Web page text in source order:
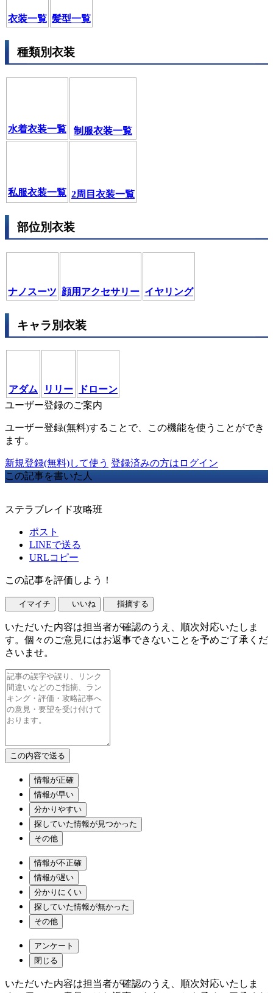
衣装一覧 髪型一覧
種類別衣装
水着衣装一覧 制服衣装一覧
私服衣装一覧 2周目衣装一覧
部位別衣装
ナノスーツ 顔用アクセサリー イヤリング
キャラ別衣装
アダム リリー
ドローン
ユーザー登録のご案内
ユーザー登録(無料)することで、この機能を使うことができ
ます。
新規登録(無料)して使う 登録済みの方はログイン
この記事を書いた人
ステラブレイド攻略班
ポスト
LINEで送る
URLコピー
この記事を評価しよう！
イマイチ いいね 指摘する
いただいた内容は担当者が確認のうえ、順次対応いたしま
す。個々のご意見にはお返事できないことを予めご了承くだ
さいませ。
情報が正確
情報が早い
分かりやすい
探していた情報が見つかった
その他
情報が不正確
情報が遅い
分かりにくい
探していた情報が無かった
その他
アンケート
閉じる
いただいた内容は担当者が確認のうえ、順次対応いたしま